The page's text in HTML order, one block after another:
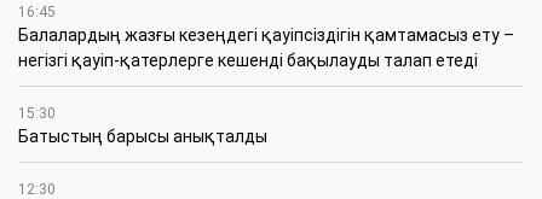
16:45
Балалардың жазғы кезеңдегі қауіпсіздігін қамтамасыз ету –
негізгі қауіп-қатерлерге кешенді бақылауды талап етеді
15:30
Батыстың барысы анықталды
12:30